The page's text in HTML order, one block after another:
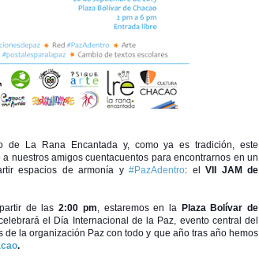
de La Rana Encantada y, como ya es tradición, este
nuestros amigos cuentacuentos para encontrarnos en un
espacios de armonía y #PazAdentro: el VII JAM de
de las2:00 pm , estaremos en la Plaza Bolívar de
el Día Internacional de la Paz, evento central del
la organización Paz con todo y que año tras año hemos
.